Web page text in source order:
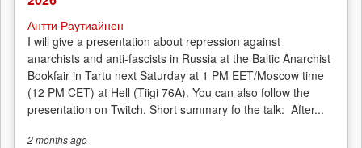
Антти Раутиайнен
I will give a presentation about repression against
anarchists and anti-fascists in Russia at the Baltic Anarchist
Bookfair in Tartu next Saturday at 1 PM EET/Moscow time
(12 PM CET) at Hell (Tiigi 76A). You can also follow the
presentation on Twitch. Short summary fo the talk: After...
2 monthsago